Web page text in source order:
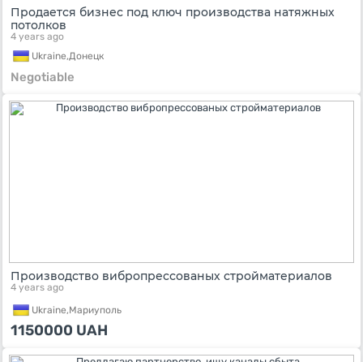
Продается бизнес под ключ производства натяжных
потолков
4 years ago
Ukraine,Донецк
Negotiable
Производство вибропрессованых стройматериалов
4 years ago
Ukraine,Мариуполь
1150000 UAH